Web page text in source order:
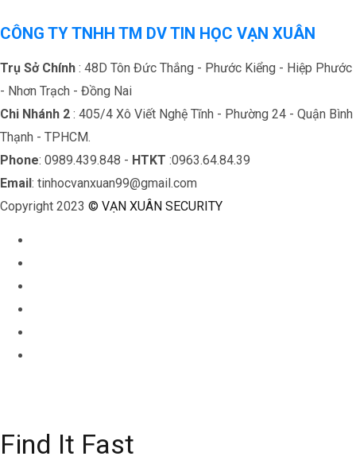
CÔNG TY TNHH TM DV TIN HỌC VẠN XUÂN
Trụ Sở Chính : 48D Tôn Đức Thắng - Phước Kiểng - Hiệp Phước
- Nhơn Trạch - Đồng Nai
Chi Nhánh 2 : 405/4 Xô Viết Nghệ Tĩnh - Phường 24 - Quận Bình
Thạnh - TPHCM.
Phone: 0989.439.848 - HTKT :0963.64.84.39
Email: tinhocvanxuan99@gmail.com
Copyright 2023 © VẠN XUÂN SECURITY
Find It Fast